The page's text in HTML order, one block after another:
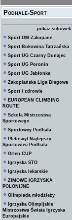
Podhale-Sport
pokaż schowek
Sport UM Zakopane
Sport Bukowina Tatrzańska
Sport UG Czarny Dunajec
Sport UG Poronin
Sport UG Jabłonka
Zakopiańska Liga Biegowa
Sport i zdrowie
EUROPEAN CLIMBING
ROUTE
Szkoła Mistrzostwa
Sportowego
Sportowcy Podhala
Plebiscyt Najlepszy
Sportowiec Podhala
Orlen CUP
Igrzyska STO
Igrzyska lekarskie
ZIMOWE IGRZYSKA
POLONIJNE
Olimpiada młodzieży
Igrzyska Olimpijskie
Mistrzostwa Świata Igrzyska
Europejskie